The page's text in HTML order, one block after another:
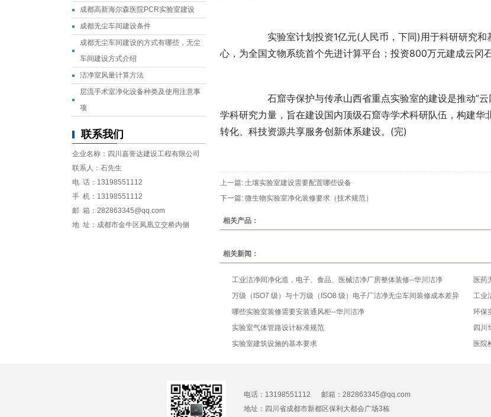
心，为全国文物系统首个先进计算平台；投资800万元建成云冈
学科研究力量，旨在建设国内顶级石窟寺学术科研队伍，构建
转化、科技资源共享服务创新体系建设。(完)
上一篇: 土壤实验室建设需要配置哪些设备
下一篇: 微生物实验室净化装修要求（技术规范）
相关产品：
相关新闻：
工业洁净间净化造，电子、食品、医械洁净厂房整体装修--华川洁净
医药
万级（ISO7 级）与十万级（ISO8 级）电子厂洁净无尘车间装修成本差异
工业
哪些实验室装修需要安装通风柜--华川洁净
环保
实验室气体管路设计标准规范
四川
实验室建筑设施的基本要求
医院
成都高新海尔森医院PCR实验室建设
成都无尘车间建设条件
成都无尘车间建设的方式有哪些，无尘
车间建设方式介绍
洁净室风量计算方法
层流手术室净化设备种类及使用注意事
项
联系我们
企业名称：四川嘉誉达建设工程有限公司
联系人：石先生
电 话：13198551112
手 机：13198551112
邮 箱：282863345@qq.com
地 址：成都市金牛区凤凰立交桥内侧
电话：13198551112 邮箱：282863345@qq.com
地址：四川省成都市新都区保利大都会广场3栋